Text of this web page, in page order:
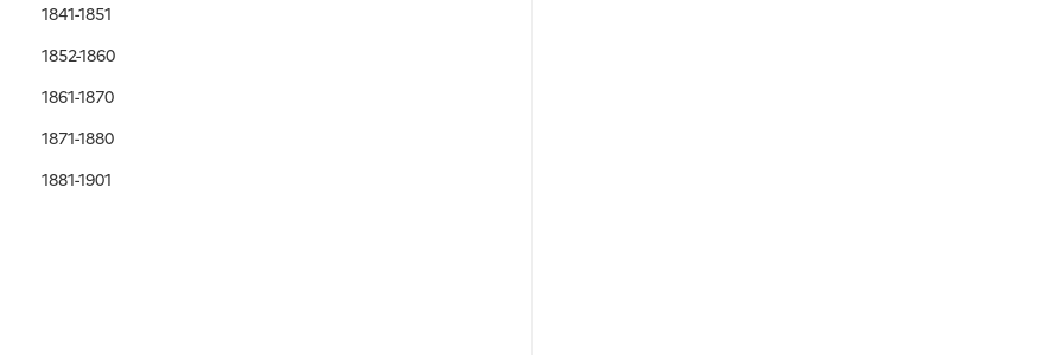
1841-1851
1852-1860
1861-1870
1871-1880
1881-1901